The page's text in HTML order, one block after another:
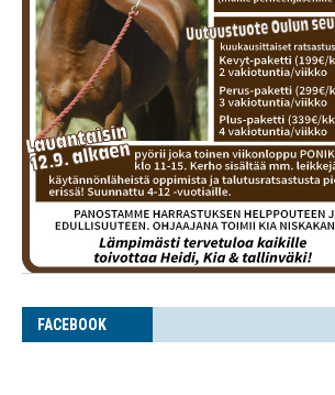
FACE­BOOK